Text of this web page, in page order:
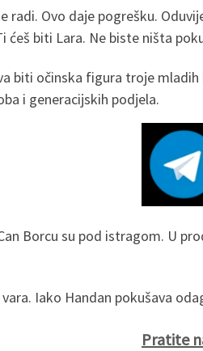
radi. Ovo daje pogrešku.
ćeš biti Lara. Ne biste ništa
biti očinska figura troje
i generacijskih podjela.
Borcu su pod istragom. U
Iako Handan pokušava
Pratite